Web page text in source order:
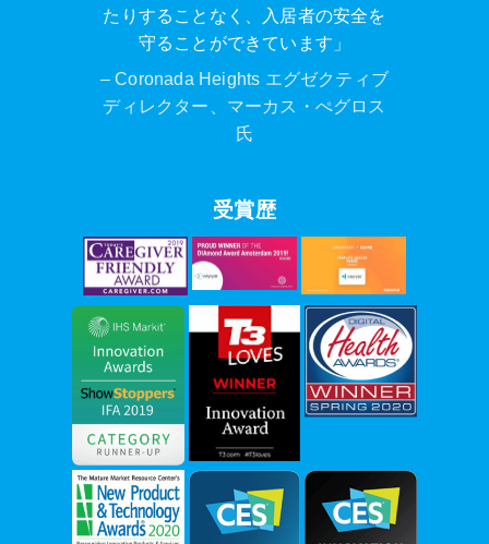
たりすることなく、入居者の安全を
守ることができています」
– Coronada Heights エグゼクティブ
ディレクター、マーカス・ぺグロス
氏
受賞歴